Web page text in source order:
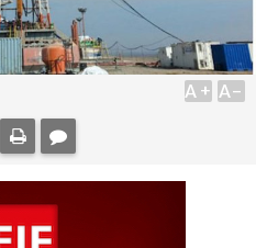
A+ A-